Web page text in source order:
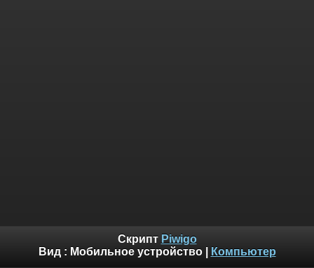
Скрипт Piwigo
Вид : Мобильное устройство| Компьютер